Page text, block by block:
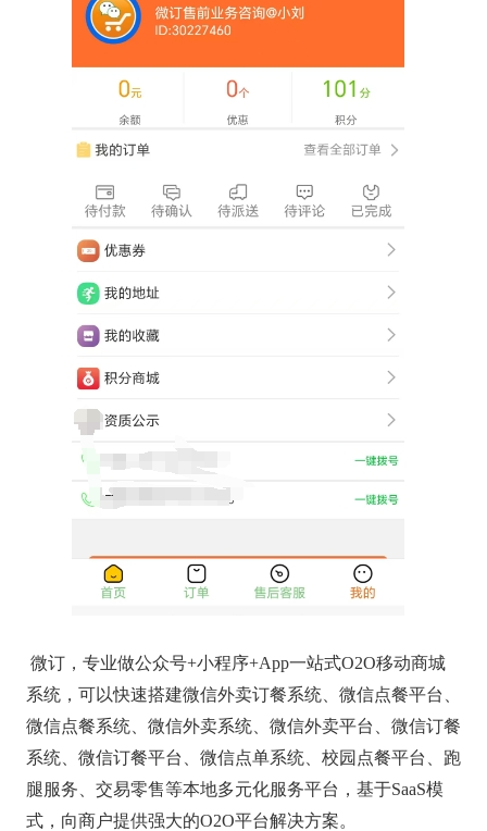
微订，专业做公众号+小程序+App一站式O2O移动商城
系统，可以快速搭建微信外卖订餐系统、微信点餐平台、
微信点餐系统、微信外卖系统、微信外卖平台、微信订餐
系统、微信订餐平台、微信点单系统、校园点餐平台、跑
腿服务、交易零售等本地多元化服务平台，基于SaaS模
式，向商户提供强大的O2O平台解决方案。